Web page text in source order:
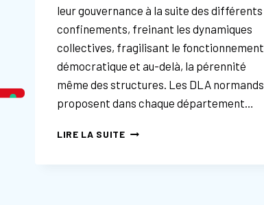
leur gouvernance à la suite des différents
confinements, freinant les dynamiques
collectives, fragilisant le fonctionnement
démocratique et au-delà, la pérennité
même des structures. Les DLA normands
proposent dans chaque département…
LIRE LA SUITEDLA